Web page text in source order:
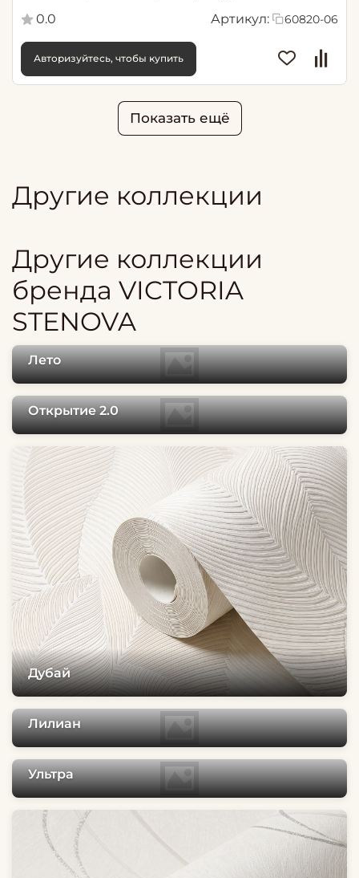
0.0
Артикул: 60820-06
Авторизуйтесь, чтобы купить
Показать ещё
Другие коллекции
Другие коллекции
бренда VICTORIA
STENOVA
Лето
Открытие 2.0
Дубай
Лилиан
Ультра